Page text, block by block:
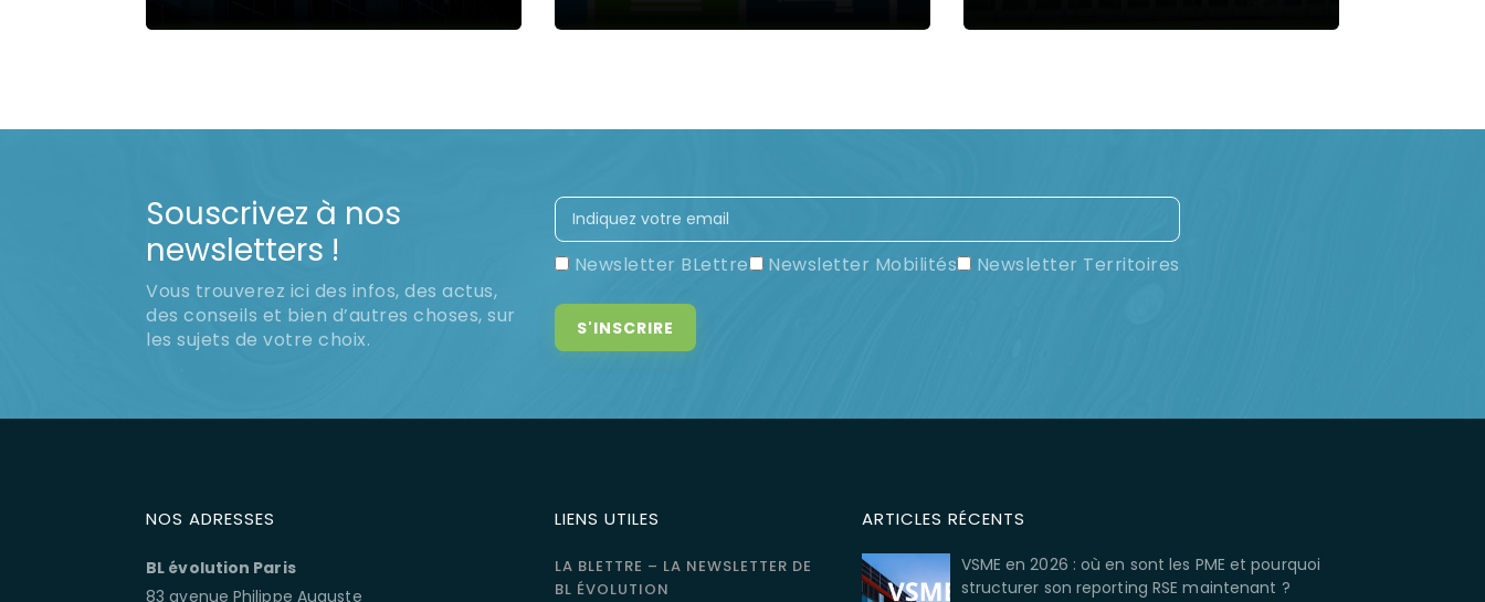
Souscrivez à nos
newsletters !
Vous trouverez ici des infos, des actus,
des conseils et bien d’autres choses, sur
les sujets de votre choix.
Newsletter BLettre Newsletter Mobilités Newsletter Territoires
NOS ADRESSES
BL évolution Paris
83 avenue Philippe Auguste
LIENS UTILES
LA BLETTRE – LA NEWSLETTER DE
BL ÉVOLUTION
ARTICLES RÉCENTS
VSME en 2026 : où en sont les PME et pourquoi
structurer son reporting RSE maintenant ?